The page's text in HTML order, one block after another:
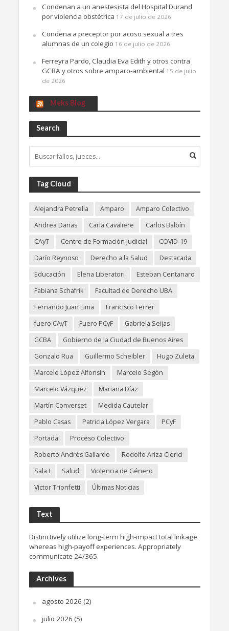
Condenan a un anestesista del Hospital Durand
por violencia obstétrica 17 de julio de 2026
Condena a preceptor por acoso sexual a tres
alumnas de un colegio 16 de julio de 2026
Ferreyra Pardo, Claudia Eva Edith y otros contra
GCBA y otros sobre amparo-ambiental 15 de julio
de 2026
Meks Blog
Search
Tag Cloud
Alejandra Petrella Amparo
Amparo Colectivo
Andrea Danas
Carla Cavaliere
Carlos Balbín
CAyT
Centro de Formación Judicial
COVID-19
Darío Reynoso
Derecho a la Salud
Destacada
Educación
Elena Liberatori
Esteban Centanaro
Fabiana Schafrik
Facultad de Derecho UBA
Fernando Juan Lima
Francisco Ferrer
fuero CAyT
Fuero PCyF
Gabriela Seijas
GCBA
Gobierno de la Ciudad de Buenos Aires
Gonzalo Rua
Guillermo Scheibler
Hugo Zuleta
Marcelo López Alfonsín
Marcelo Segón
Marcelo Vázquez
Mariana Díaz
Martín Converset
Medida Cautelar
Pablo Casas
Patricia López Vergara
PCyF
Portada
Proceso Colectivo
Roberto Andrés Gallardo
Rodolfo Ariza Clerici
Sala I
Salud
Violencia de Género
Víctor Trionfetti
Últimas Noticias
Text
Distinctively utilize long-term high-impact total linkage
whereas high-payoff experiences. Appropriately
communicate 24/365.
Archives
agosto 2026 (2)
julio 2026 (5)